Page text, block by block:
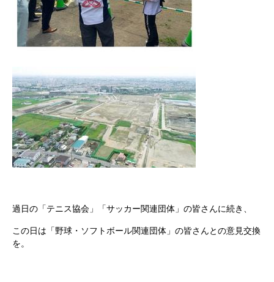
過日の「テニス協会」「サッカー関連団体」の皆さんに続き、
この日は「野球・ソフトボール関連団体」の皆さんとの意見交換
を。